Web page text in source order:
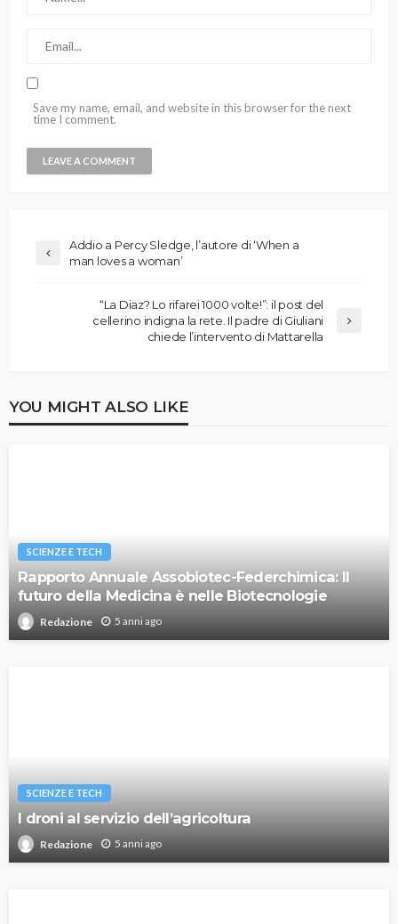
Save my name, email, and website in this browser for the next
time I comment.
Addio a Percy Sledge, l’autore di ‘When a
man loves a woman’
“La Diaz? Lo rifarei 1000 volte!”: il post del
cellerino indigna la rete. Il padre di Giuliani
chiede l’intervento di Mattarella
YOU MIGHT ALSO LIKE
SCIENZE E TECH
Rapporto Annuale Assobiotec-Federchimica: Il
futuro della Medicina è nelle Biotecnologie
Redazione 5 anni ago
SCIENZE E TECH
I droni al servizio dell’agricoltura
Redazione 5 anni ago